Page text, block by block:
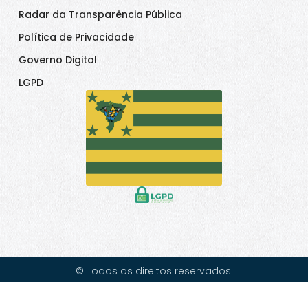
Radar da Transparência Pública
Política de Privacidade
Governo Digital
LGPD
© Todos os direitos reservados.